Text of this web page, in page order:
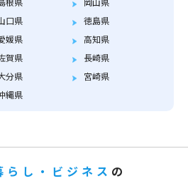
口県
徳島県
媛県
高知県
賀県
長崎県
分県
宮崎県
縄県
らし・ビジネス の